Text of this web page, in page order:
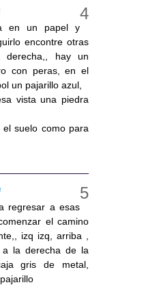
en un papel y
encontre otras
derecha,, hay un
con peras, en el
un pajarillo azul,
vista una piedra
suelo como para
regresar a esas
el camino
izq izq, arriba ,
a la derecha de la
gris de metal,